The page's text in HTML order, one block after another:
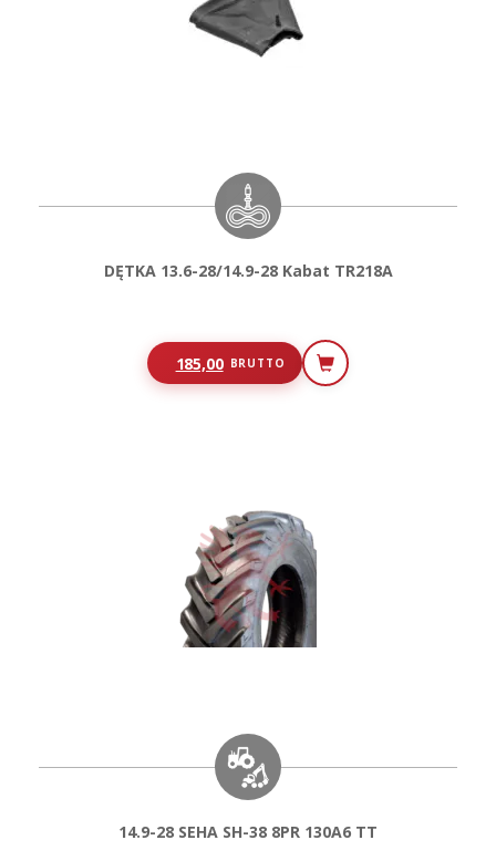
DĘTKA 13.6-28/14.9-28 Kabat TR218A
185,00 BRUTTO
14.9-28 SEHA SH-38 8PR 130A6 TT